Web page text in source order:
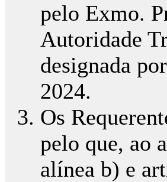
pelo Exmo.
Autoridade
designada
2024.
Os
pelo que, ao
alínea b) e